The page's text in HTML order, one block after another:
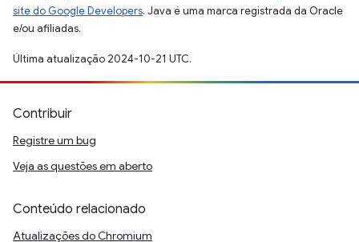
site do Google Developers. Java é uma marca registrada da Oracle
e/ou afiliadas.
Última atualização 2024-10-21 UTC.
Contribuir
Registre um bug
Veja as questões em aberto
Conteúdo relacionado
Atualizações do Chromium